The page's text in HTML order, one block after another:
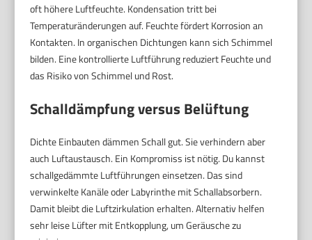
oft höhere Luftfeuchte. Kondensation tritt bei
Temperaturänderungen auf. Feuchte fördert Korrosion an
Kontakten. In organischen Dichtungen kann sich Schimmel
bilden. Eine kontrollierte Luftführung reduziert Feuchte und
das Risiko von Schimmel und Rost.
Schalldämpfung versus Belüftung
Dichte Einbauten dämmen Schall gut. Sie verhindern aber
auch Luftaustausch. Ein Kompromiss ist nötig. Du kannst
schallgedämmte Luftführungen einsetzen. Das sind
verwinkelte Kanäle oder Labyrinthe mit Schallabsorbern.
Damit bleibt die Luftzirkulation erhalten. Alternativ helfen
sehr leise Lüfter mit Entkopplung, um Geräusche zu